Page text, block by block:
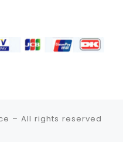
– All rights reserved